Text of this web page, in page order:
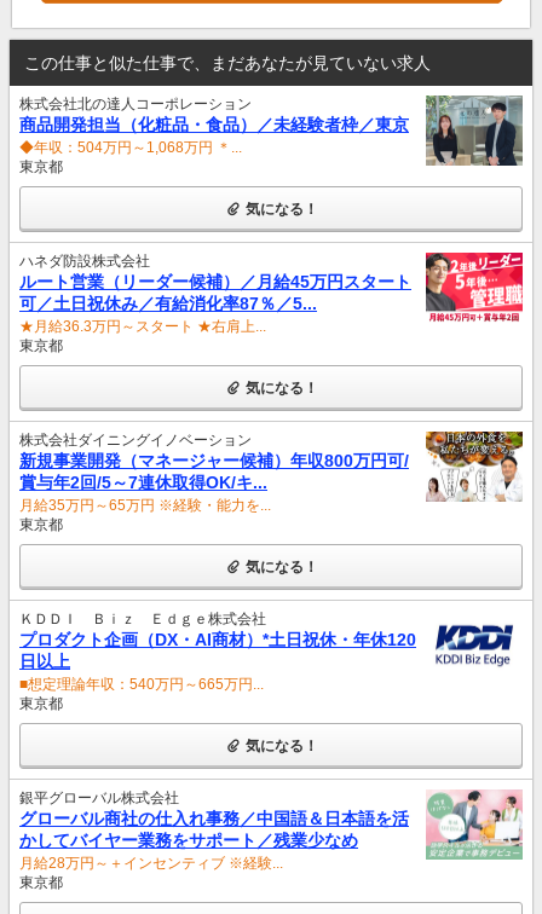
この仕事と似た仕事で、まだあなたが見ていない求人
株式会社北の達人コーポレーション
商品開発担当（化粧品・食品）／未経験者枠／東京
◆年収：504万円～1,068万円 ＊...
東京都
気になる！
ハネダ防設株式会社
ルート営業（リーダー候補）／月給45万円スタート
可／土日祝休み／有給消化率87％／5...
★月給36.3万円～スタート ★右肩上...
東京都
気になる！
株式会社ダイニングイノベーション
新規事業開発（マネージャー候補）年収800万円可/
賞与年2回/5～7連休取得OK/キ...
月給35万円～65万円 ※経験・能力を...
東京都
気になる！
ＫＤＤＩ Ｂｉｚ Ｅｄｇｅ株式会社
プロダクト企画（DX・AI商材）*土日祝休・年休120
日以上
■想定理論年収：540万円～665万円...
東京都
気になる！
銀平グローバル株式会社
グローバル商社の仕入れ事務／中国語＆日本語を活
かしてバイヤー業務をサポート／残業少なめ
月給28万円～＋インセンティブ ※経験...
東京都